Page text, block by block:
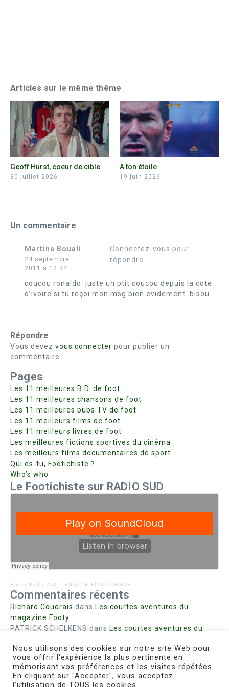
Articles sur le même thême
Geoff Hurst, coeur de cible
30 juillet 2026
A ton étoile
19 juin 2026
Un commentaire
Martine Bouali
24 septembre
2011 a 12:34
Connectez-vous pour
répondre
coucou ronaldo. juste un ptit coucou depuis la cote
d’ivoire si tu reçoi mon msg bien evidement. bisou
Répondre
Vous devez vous connecter pour publier un
commentaire.
Pages
Les 11 meilleures B.D. de foot
Les 11 meilleures chansons de foot
Les 11 meilleures pubs TV de foot
Les 11 meilleurs films de foot
Les 11 meilleurs livres de foot
Les meilleures fictions sportives du cinéma
Les meilleurs films documentaires de sport
Qui es-tu, Footichiste ?
Who’s who
Le Footichiste sur RADIO SUD
Radio Sud · 234 – ESTA LE FOOTICHISTE
Commentaires récents
Richard Coudrais dans Les courtes aventures du
magazine Footy
PATRICK SCHELKENS dans Les courtes aventures du
Bohn fabiennedans Intrigues sanglantes à Mulhouse
Steph. RUTA dansLust for Nice
MIRMANDdansPieds agiles et champignons
Nous utilisons des cookies sur notre site Web pour
vous offrir l'expérience la plus pertinente en
mémorisant vos préférences et les visites répétées.
En cliquant sur "Accepter", vous acceptez
l'utilisation de TOUS les cookies.